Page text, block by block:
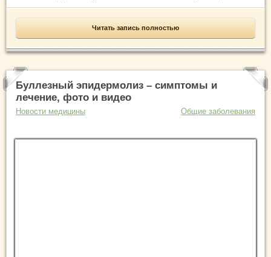
Читать запись полностью
Буллезный эпидермолиз – симптомы и
лечение, фото и видео
Новости медицины Общие заболевания